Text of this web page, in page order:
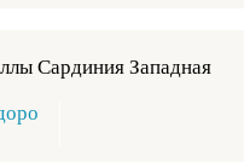
Сардиния Западная